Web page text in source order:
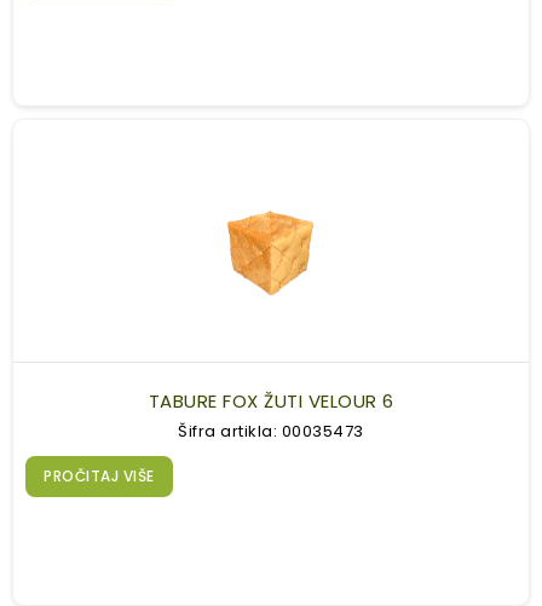
TABURE FOX ŽUTI VELOUR 6
Šifra artikla: 00035473
PROČITAJ VIŠE